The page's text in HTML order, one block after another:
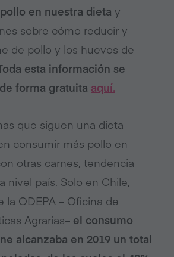
en nuestra dieta y
sobre cómo reducir y
de pollo y los huevos de
esta información se
forma gratuita aquí.
que siguen una dieta
consumir más pollo en
otras carnes, tendencia
nivel país. Solo en Chile,
la ODEPA – Oficina de
Agrarias– el consumo
alcanzaba en 2019 un total